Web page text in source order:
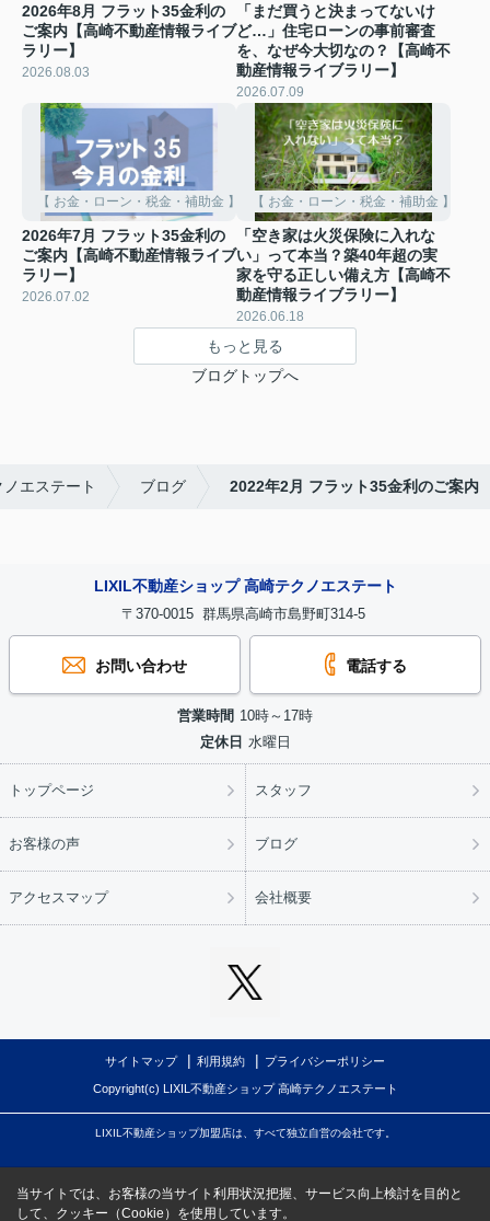
2026年8月 フラット35金利の
ご案内【高崎不動産情報ライブ
ラリー】
2026.08.03
「まだ買うと決まってないけ
ど…」住宅ローンの事前審査
を、なぜ今大切なの？【高崎不
動産情報ライブラリー】
2026.07.09
【 お金・ローン・税金・補助金 】
2026年7月 フラット35金利の
ご案内【高崎不動産情報ライブ
ラリー】
2026.07.02
【 お金・ローン・税金・補助金 】
「空き家は火災保険に入れな
い」って本当？築40年超の実
家を守る正しい備え方【高崎不
動産情報ライブラリー】
2026.06.18
もっと見る
ブログトップへ
エステート ブログ 2022年2月 フラット35金利のご案内
LIXIL不動産ショップ 高崎テクノエステート
〒370-0015 群馬県高崎市島野町314-5
お問い合わせ 電話する
営業時間 10時～17時
定休日 水曜日
トップページ スタッフ
お客様の声 ブログ
アクセスマップ 会社概要
サイトマップ 利用規約 プライバシーポリシー
Copyright(c) LIXIL不動産ショップ 高崎テクノエステート
LIXIL不動産ショップ加盟店は、すべて独立自営の会社です。
当サイトでは、お客様の当サイト利用状況把握、サービス向上検討を目的と
して、クッキー（Cookie）を使用しています。